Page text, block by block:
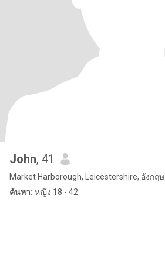
John, 41
Market Harborough, Leicestershire, อังกฤษ
ค้นหา: หญิง 18 - 42